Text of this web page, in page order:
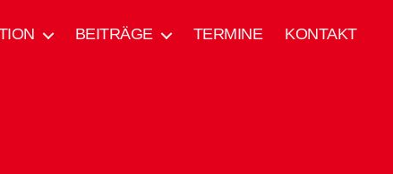
BEITRÄGE TERMINE KONTAKT